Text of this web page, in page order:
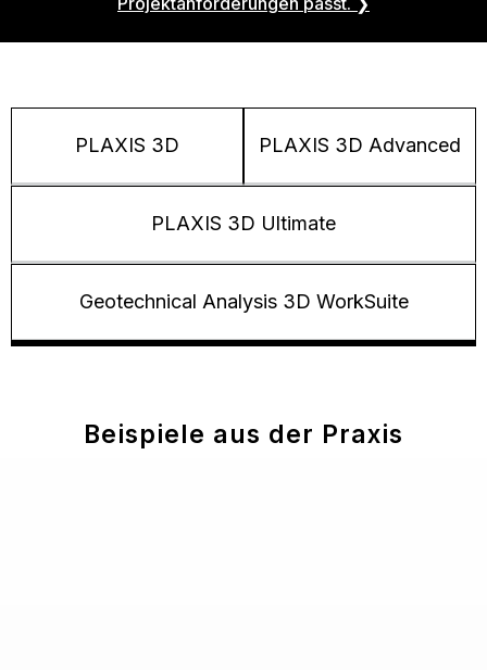
PLAXIS 3D PLAXIS 3D Advanced
PLAXIS 3D Ultimate
Geotechnical Analysis 3D WorkSuite
Beispiele aus der Praxis